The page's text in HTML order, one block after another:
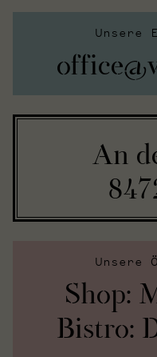
Unsere
An
Unsere
Shop:
Bistro: